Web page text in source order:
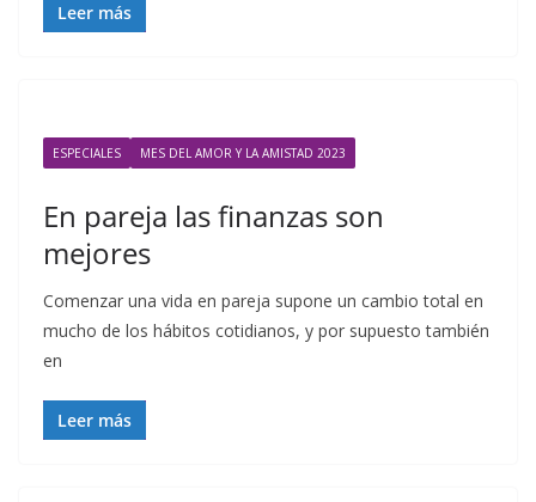
Leer más
ESPECIALES MES DEL AMOR Y LA AMISTAD 2023
En pareja las finanzas son
mejores
Comenzar una vida en pareja supone un cambio total en
mucho de los hábitos cotidianos, y por supuesto también
en
Leer más